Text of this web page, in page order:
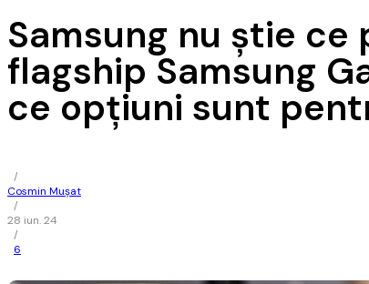
Samsung nu ştie
flagship Samsung
ce opţiuni sunt
/
Cosmin Mușat
/
28 iun. 24
/
6